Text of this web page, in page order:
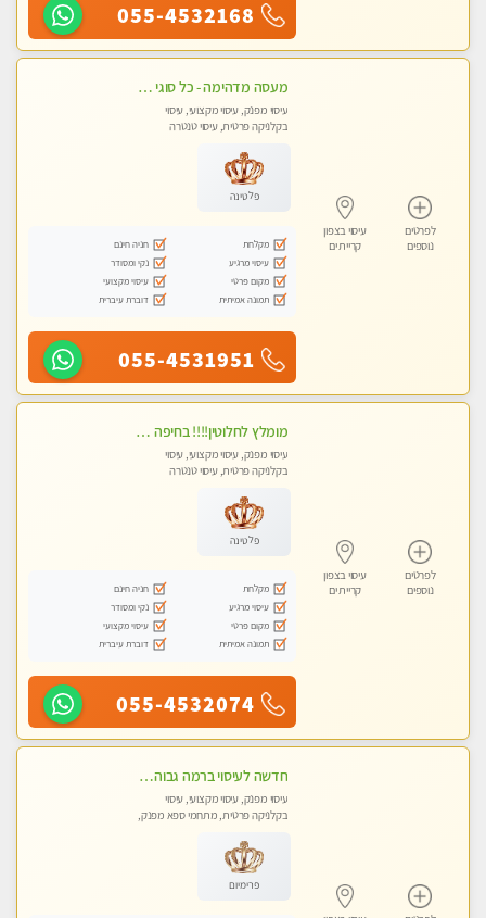
055-4532168
לפרטים
נוספים
עיסוי בצפון
קריית ים
מעסה מדהימה - כל סוגי העיסויים מעסה מקצועית ואיכותית פרטי!!!חוויה בלתי נשכחת!
עיסוי מפנק, עיסוי מקצועי, עיסוי
בקלניקה פרטית, עיסוי טנטרה
פלטינה
מקלחת
חניה חינם
עיסוי מרגיע
נקי ומסודר
מקום פרטי
עיסוי מקצועי
תמונה אמיתית
דוברת עיברית
055-4531951
לפרטים
נוספים
עיסוי בצפון
קריית ים
מומלץ לחלוטין!!!! בחיפה כל סוגי העיסויים מעסה מקצועית ואיכותית פרטי!!!
עיסוי מפנק, עיסוי מקצועי, עיסוי
בקלניקה פרטית, עיסוי טנטרה
פלטינה
מקלחת
חניה חינם
עיסוי מרגיע
נקי ומסודר
מקום פרטי
עיסוי מקצועי
תמונה אמיתית
דוברת עיברית
055-4532074
חדשה לעיסוי ברמה גבוהה VIP תתקשר .....בקרית אתא ללא מין !
עיסוי מפנק, עיסוי מקצועי, עיסוי
בקלניקה פרטית, מתחמי ספא מפנק,
פרימיום